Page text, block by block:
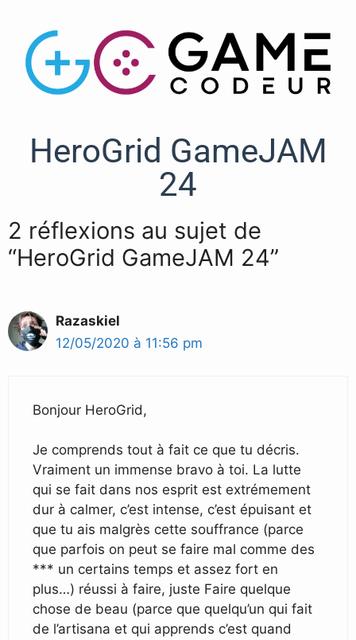
HeroGrid GameJAM
24
2 réflexions au sujet de
“HeroGrid GameJAM 24”
Razaskiel
12/05/2020 à 11:56 pm
Bonjour HeroGrid,
Je comprends tout à fait ce que tu décris.
Vraiment un immense bravo à toi. La lutte
qui se fait dans nos esprit est extrémement
dur à calmer, c’est intense, c’est épuisant et
que tu ais malgrès cette souffrance (parce
que parfois on peut se faire mal comme des
*** un certains temps et assez fort en
plus…) réussi à faire, juste Faire quelque
chose de beau (parce que quelqu’un qui fait
de l’artisana et qui apprends c’est quand